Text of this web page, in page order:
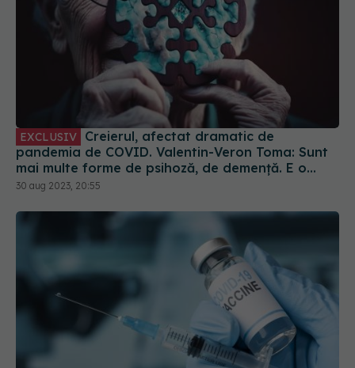
EXCLUSIV
pandemia de COVID. Valentin-Veron Toma: Sunt
mai multe forme de psihoză, de demență. E o
accelerare a unor fenomene care păreau să fie
30 aug 2023, 20:55